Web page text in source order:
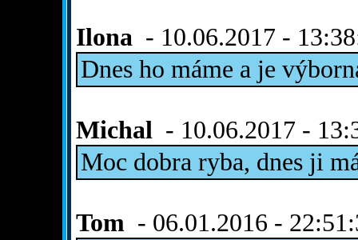
Ilona - 10.06.2017 -
Dnes ho máme a je
Michal - 10.06.2017 -
Moc dobra ryba, dnes ji
Tom - 06.01.2016 -